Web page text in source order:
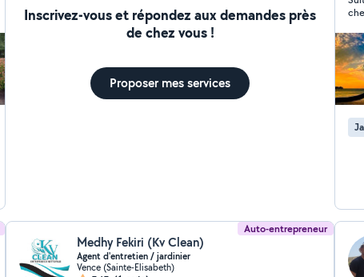
Inscrivez-vous et répondez aux demandes près
de chez vous !
Proposer mes services
Auto-entrepreneur
Medhy Fekiri (Kv Clean)
Agent d'entretien / jardinier
Vence (Sainte-Elisabeth)